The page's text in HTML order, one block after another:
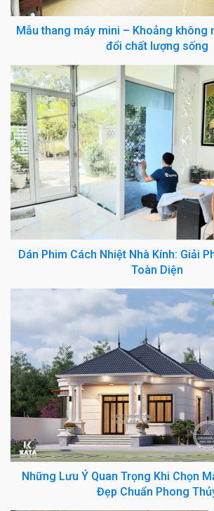
Mẫu thang máy mini – Khoảng không
đổi chất lượng sống
Dán Phim Cách Nhiệt Nhà Kính: Giải
Toàn Diện
Những Lưu Ý Quan Trọng Khi Chọn
Đẹp Chuẩn Phong